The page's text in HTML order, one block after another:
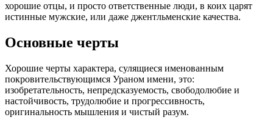
хорошие отцы, и просто ответственные люди, в коих царят
истинные мужские, или даже джентльменские качества.
Основные черты
Хорошие черты характера, сулящиеся именованным
покровительствующимся Ураном имени, это:
изобретательность, непредсказуемость, свободолюбие и
настойчивость, трудолюбие и прогрессивность,
оригинальность мышления и чистый разум.